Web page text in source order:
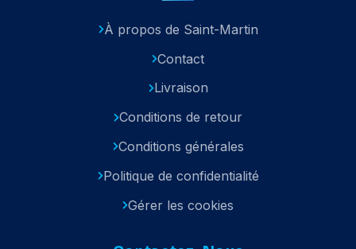
À propos de Saint-Martin
Contact
Livraison
Conditions de retour
Conditions générales
Politique de confidentialité
Gérer les cookies